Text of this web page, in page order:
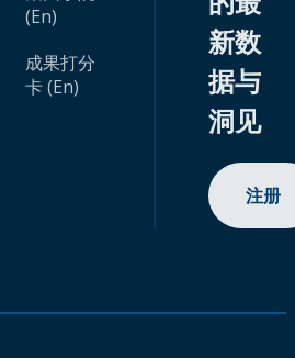
(En)
成果打分
卡 (En)
新数
据与
洞见
注册